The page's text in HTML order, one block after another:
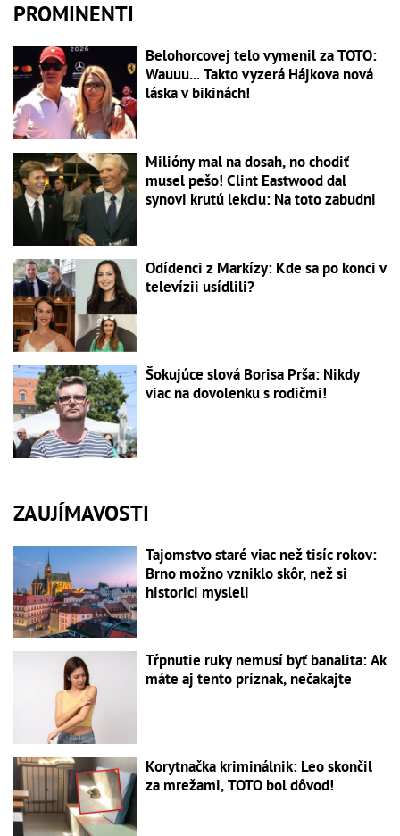
PROMINENTI
Belohorcovej telo vymenil za TOTO:
Wauuu... Takto vyzerá Hájkova nová
láska v bikinách!
Milióny mal na dosah, no chodiť
musel pešo! Clint Eastwood dal
synovi krutú lekciu: Na toto zabudni
Odídenci z Markízy: Kde sa po konci v
televízii usídlili?
Šokujúce slová Borisa Prša: Nikdy
viac na dovolenku s rodičmi!
ZAUJÍMAVOSTI
Tajomstvo staré viac než tisíc rokov:
Brno možno vzniklo skôr, než si
historici mysleli
Tŕpnutie ruky nemusí byť banalita: Ak
máte aj tento príznak, nečakajte
Korytnačka kriminálnik: Leo skončil
za mrežami, TOTO bol dôvod!